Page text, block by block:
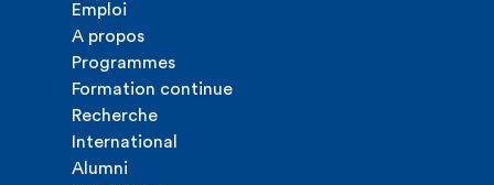
Emploi
A propos
Programmes
Formation continue
Recherche
International
Alumni